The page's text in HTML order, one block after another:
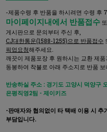
-제품수령 후 반품을 하시려면 수령 후
마이페이지내에서 반품접수
게시판으로 문의부터 주신 후,
CJ대한통운(1588-1255)으로 반품접수
픽업요청해주세요.
깨끗이 제품포장 후 원하시는 교환 제
동봉하여 착불로 아래 주소지로 반품 보
반송하실 주소 : 경기도 고양시 덕양구
은평직영2팀 - 제이키즈
-판매자와 협의없이 타 택배 이용 시 추
부담입니다.